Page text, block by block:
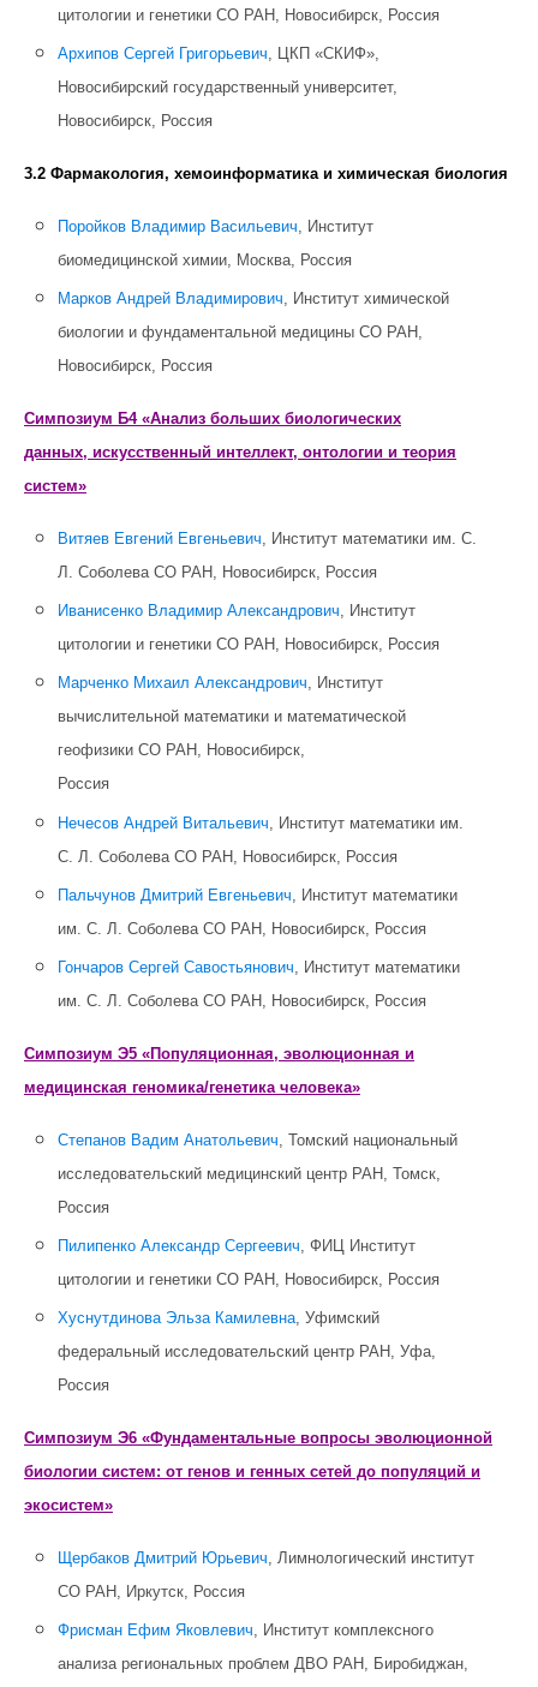
цитологии и генетики СО РАН, Новосибирск, Россия
Архипов Сергей Григорьевич , ЦКП «СКИФ»,
Новосибирский государственный университет,
Новосибирск, Россия
3.2 Фармакология, хемоинформатика и химическая биология
Поройков Владимир Васильевич , Институт
биомедицинской химии, Москва, Россия
Марков Андрей Владимирович, Институт химической
биологии и фундаментальной медицины СО РАН,
Новосибирск, Россия
Симпозиум Б4 «Анализ больших биологических
данных, искусственный интеллект, онтологии и теория
систем»
Витяев Евгений Евгеньевич, Институт математики им. С.
Л. Соболева СО РАН, Новосибирск, Россия
Иванисенко Владимир Александрович, Институт
цитологии и генетики СО РАН, Новосибирск, Россия
Марченко Михаил Александрович, Институт
вычислительной математики и математической
геофизики СО РАН, Новосибирск,
Россия
Нечесов Андрей Витальевич , Институт математики им.
С. Л. Соболева СО РАН, Новосибирск, Россия
Пальчунов Дмитрий Евгеньевич , Институт математики
им. С. Л. Соболева СО РАН, Новосибирск, Россия
Гончаров Сергей Савостьянович , Институт математики
им. С. Л. Соболева СО РАН, Новосибирск, Россия
Симпозиум Э5 «Популяционная, эволюционная и
медицинская геномика/генетика человека»
Степанов Вадим Анатольевич , Томский национальный
исследовательский медицинский центр РАН, Томск,
Россия
Пилипенко Александр Сергеевич, ФИЦ Институт
цитологии и генетики СО РАН, Новосибирск, Россия
Хуснутдинова Эльза Камилевна, Уфимский
федеральный исследовательский центр РАН, Уфа,
Россия
Симпозиум Э6 «Фундаментальные вопросы эволюционной
биологии систем: от генов и генных сетей до популяций и
экосистем»
Щербаков Дмитрий Юрьевич, Лимнологический институт
СО РАН, Иркутск, Россия
Фрисман Ефим Яковлевич, Институт комплексного
анализа региональных проблем ДВО РАН, Биробиджан,